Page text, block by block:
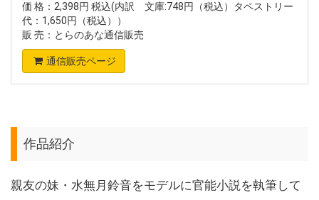
価 格：2,398円 税込(内訳 文庫:748円（税込）タペストリー
代：1,650円（税込））
販 売：とらのあな通信販売
通信販売ページ
作品紹介
親友の妹・水無月鈴音をモデルに官能小説を執筆して